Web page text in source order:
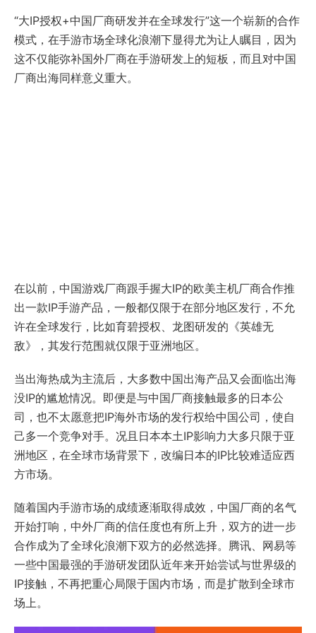
“大IP授权+中国厂商研发并在全球发行”这一个崭新的合作
模式，在手游市场全球化浪潮下显得尤为让人瞩目，因为
这不仅能弥补国外厂商在手游研发上的短板，而且对中国
厂商出海同样意义重大。
在以前，中国游戏厂商跟手握大IP的欧美主机厂商合作推
出一款IP手游产品，一般都仅限于在部分地区发行，不允
许在全球发行，比如育碧授权、龙图研发的《英雄无
敌》，其发行范围就仅限于亚洲地区。
当出海热成为主流后，大多数中国出海产品又会面临出海
没IP的尴尬情况。即便是与中国厂商接触最多的日本公
司，也不太愿意把IP海外市场的发行权给中国公司，使自
己多一个竞争对手。况且日本本土IP影响力大多只限于亚
洲地区，在全球市场背景下，改编日本的IP比较难适应西
方市场。
随着国内手游市场的成绩逐渐取得成效，中国厂商的名气
开始打响，中外厂商的信任度也有所上升，双方的进一步
合作成为了全球化浪潮下双方的必然选择。腾讯、网易等
一些中国最强的手游研发团队近年来开始尝试与世界级的
IP接触，不再把重心局限于国内市场，而是扩散到全球市
场上。